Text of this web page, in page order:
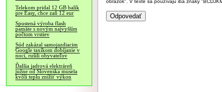
Telekom pridal 12 GB balík
pre Easy, chce zaň 12 eur
Spustená výroba flash
pamäte s novým najvyšším
počtom vrstiev
Súd zakázal samojazdiacim
Google taxíkom dobíjanie v
noci, rušili obyvateľov
Ďalšia jadrová elektráreň
južne od Slovenska musela
kvôli teplu znížiť výkon
obrázok". V texte sa používajú iba znaky